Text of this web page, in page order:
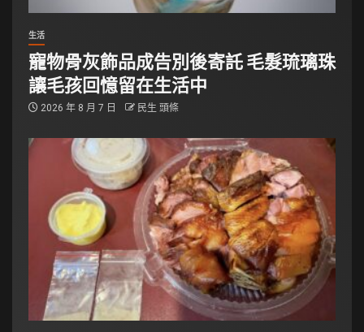
生活
寵物骨灰飾品成告別後寄託 毛髮琉璃珠
讓毛孩回憶留在生活中
2026 年 8 月 7 日 民生 頭條